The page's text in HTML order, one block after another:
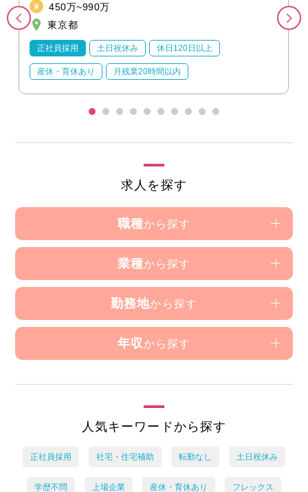
450万~990万
東京都
正社員採用 土日祝休み 休日120日以上
産休・育休あり 月残業20時間以内
求人を探す
職種から探す
業種から探す
勤務地から探す
年収 から探す
人気キーワードから探す
正社員採用 社宅・住宅補助 転勤なし 土日祝休み
学歴不問 上場企業 産休・育休あり フレックス